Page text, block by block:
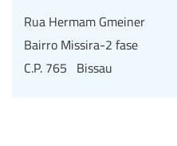
Rua Hermam Gmeiner
Bairro Missira-2 fase
C.P. 765 Bissau